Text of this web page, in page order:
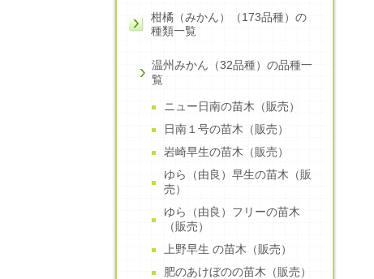
柑橘（みかん）（173品種）の
種類一覧
温州みかん（32品種）の品種一
覧
ニュー日南の苗木（販売）
日南１号の苗木（販売）
岩崎早生の苗木（販売）
ゆら（由良）早生の苗木（販
売）
ゆら（由良）フリーの苗木
（販売）
上野早生 の苗木（販売）
肥のあけぼのの苗木（販売）